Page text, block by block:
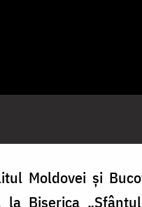
Moldovei și
Biserica